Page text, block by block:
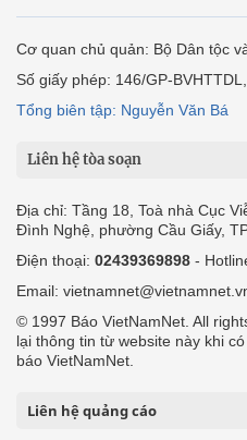
Cơ quan chủ quản: Bộ Dân tộc
Số giấy phép: 146/GP-
Tổng biên tập: Nguyễn Văn Bá
Liên hệ tòa soạn
Địa chỉ: Tầng 18, Toà nhà Cục
Đình Nghệ, phường Cầu Giấy,
Điện thoại: 02439369898 -
Email:
© 1997 Báo VietNamNet. All
lại thông tin từ website này khi
báo VietNamNet.
Liên hệ quảng cáo